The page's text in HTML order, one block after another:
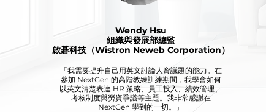
Wendy Hsu
組織與發展部總監
啟碁科技（Wistron Neweb Corporation）
「我需要提升自己用英文討論人資議題的能力。在
參加 NextGen 的高階教練訓練期間，我學會如何
以英文清楚表達 HR 策略、員工投入、績效管理、
考核制度與勞資爭議等主題。我非常感謝在
NextGen 學到的一切。」